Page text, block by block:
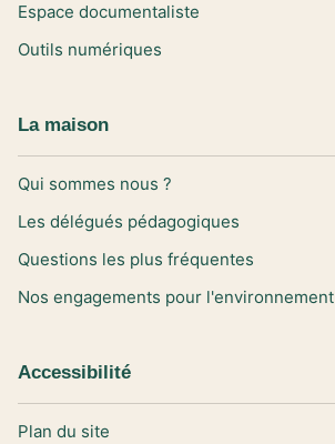
Espace documentaliste
Outils numériques
La maison
Qui sommes nous ?
Les délégués pédagogiques
Questions les plus fréquentes
Nos engagements pour l'environnement
Accessibilité
Plan du site